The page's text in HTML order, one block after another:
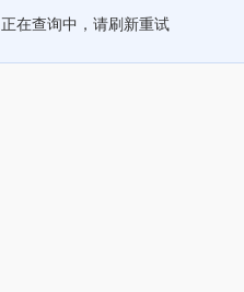
正在查询中，请刷新重试